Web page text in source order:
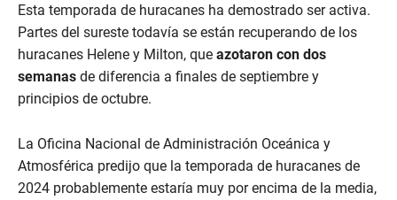
s
e
c
o
d
s
Esta temporada de huracanes ha demostrado ser activa.
Partes del sureste todavía se están recuperando de los
huracanes Helene y Milton, que azotaron con dos
semanas de diferencia a finales de septiembre y
principios de octubre.
La Oficina Nacional de Administración Oceánica y
Atmosférica predijo que la temporada de huracanes de
2024 probablemente estaría muy por encima de la media,